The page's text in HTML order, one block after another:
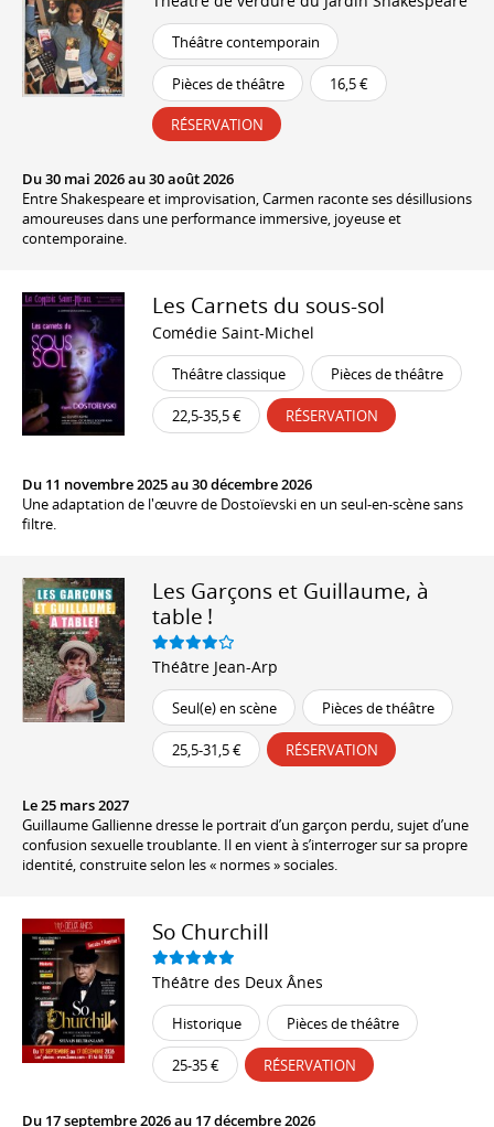
Théâtre contemporain
Pièces de théâtre 16,5 €
RÉSERVATION
Du 30 mai 2026 au 30 août 2026
Entre Shakespeare et improvisation, Carmen raconte ses désillusions
amoureuses dans une performance immersive, joyeuse et
contemporaine.
Les Carnets du sous-sol
Comédie Saint-Michel
Théâtre classique Pièces de théâtre
22,5-35,5 € RÉSERVATION
Du 11 novembre 2025 au 30 décembre 2026
Une adaptation de l'œuvre de Dostoïevski en un seul-en-scène sans
filtre.
Les Garçons et Guillaume, à
table !
Théâtre Jean-Arp
Seul(e) en scène Pièces de théâtre
25,5-31,5 € RÉSERVATION
Le 25 mars 2027
Guillaume Gallienne dresse le portrait d’un garçon perdu, sujet d’une
confusion sexuelle troublante. Il en vient à s’interroger sur sa propre
identité, construite selon les « normes » sociales.
So Churchill
Théâtre des Deux Ânes
Historique Pièces de théâtre
25-35 € RÉSERVATION
Du 17 septembre 2026 au 17 décembre 2026